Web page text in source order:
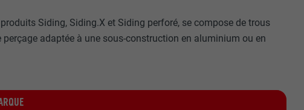
Siding, Siding.X et Siding perforé, se compose de trous
adaptée à une sous-construction en aluminium ou en